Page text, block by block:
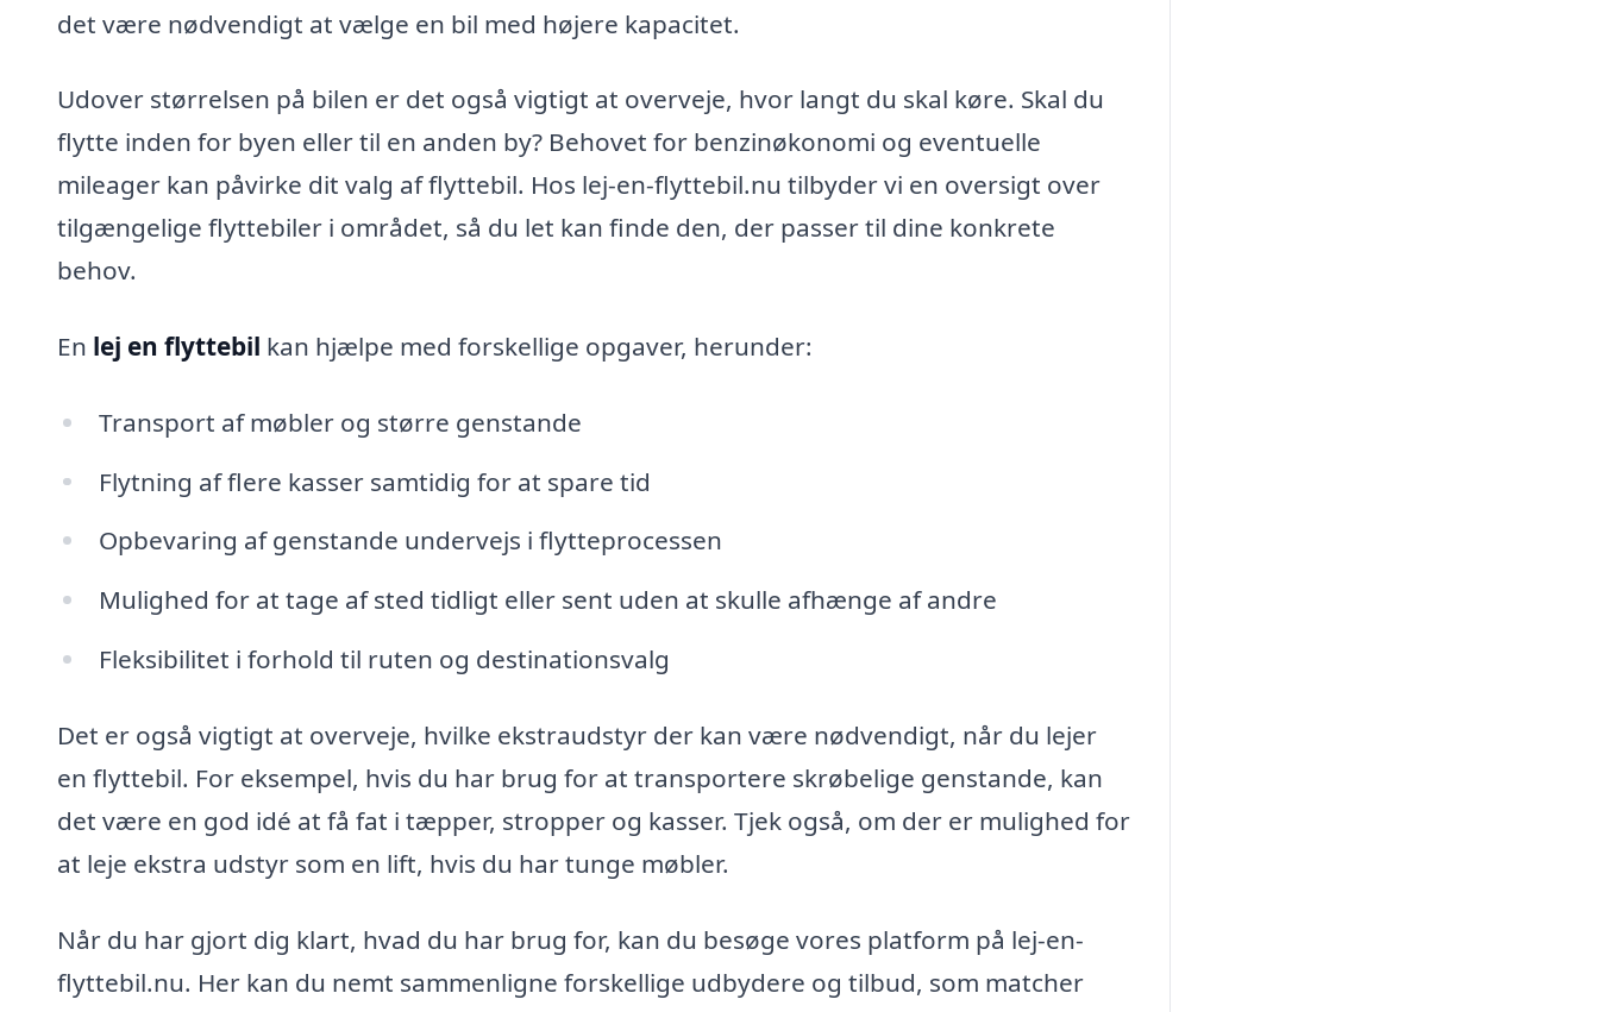
det være nødvendigt at vælge en bil med højere kapacitet.
Udover størrelsen på bilen er det også vigtigt at overveje, hvor langt du skal køre. Skal du
flytte inden for byen eller til en anden by? Behovet for benzinøkonomi og eventuelle
mileager kan påvirke dit valg af flyttebil. Hos lej-en-flyttebil.nu tilbyder vi en oversigt over
tilgængelige flyttebiler i området, så du let kan finde den, der passer til dine konkrete
behov.
En lej en flyttebil kan hjælpe med forskellige opgaver, herunder:
Transport af møbler og større genstande
Flytning af flere kasser samtidig for at spare tid
Opbevaring af genstande undervejs i flytteprocessen
Mulighed for at tage af sted tidligt eller sent uden at skulle afhænge af andre
Fleksibilitet i forhold til ruten og destinationsvalg
Det er også vigtigt at overveje, hvilke ekstraudstyr der kan være nødvendigt, når du lejer
en flyttebil. For eksempel, hvis du har brug for at transportere skrøbelige genstande, kan
det være en god idé at få fat i tæpper, stropper og kasser. Tjek også, om der er mulighed for
at leje ekstra udstyr som en lift, hvis du har tunge møbler.
Når du har gjort dig klart, hvad du har brug for, kan du besøge vores platform på lej-en-
flyttebil.nu. Her kan du nemt sammenligne forskellige udbydere og tilbud, som matcher